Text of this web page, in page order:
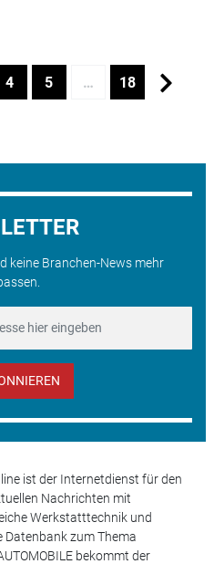
4 5 … 18
keine Branchen-News mehr
ist der Internetdienst für den
Nachrichten mit
Werkstatttechnik und
Datenbank zum Thema
bekommt der